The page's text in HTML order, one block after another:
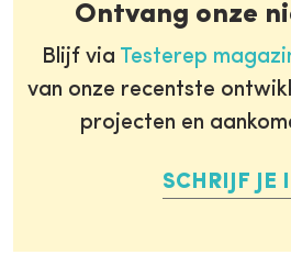
Ontvang onze
Blijf via Testerep
van onze recentste
projecten en
SCHRIJF JE